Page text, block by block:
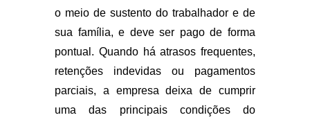
o meio de sustento do trabalhador e de
sua família, e deve ser pago de forma
pontual. Quando há atrasos frequentes,
retenções indevidas ou pagamentos
parciais, a empresa deixa de cumprir
uma das principais condições do